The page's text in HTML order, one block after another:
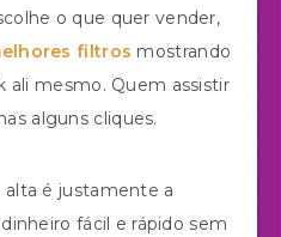
o que quer vender,
filtros mostrando
ali mesmo. Quem assistir
alguns cliques.
é justamente a
fácil e rápido sem